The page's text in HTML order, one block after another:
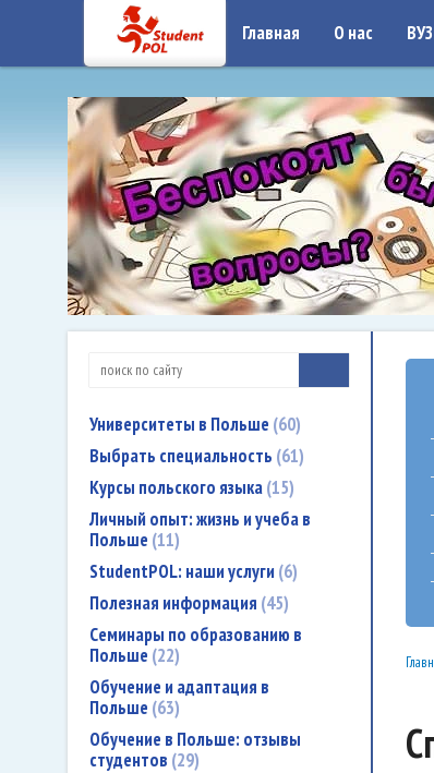
google-site-verification: google7a917c261df1566b.htmlgoogle-site-
Главная О нас
Университеты в Польше 60
Выбрать специальность 61
Курсы польского языка 15
Личный опыт: жизнь и учеба в
Польше 11
StudentPOL: наши услуги 6
Полезная информация 45
Семинары по образованию в
Польше 22
Обучение и адаптация в
Польше 63
Обучение в Польше: отзывы
студентов 29